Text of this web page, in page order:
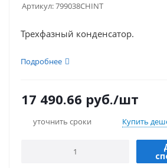
Артикул:799038CHINT
Трехфазный конденсатор.
Подробнее
17 490.66 руб./шт
уточнить сроки Купить